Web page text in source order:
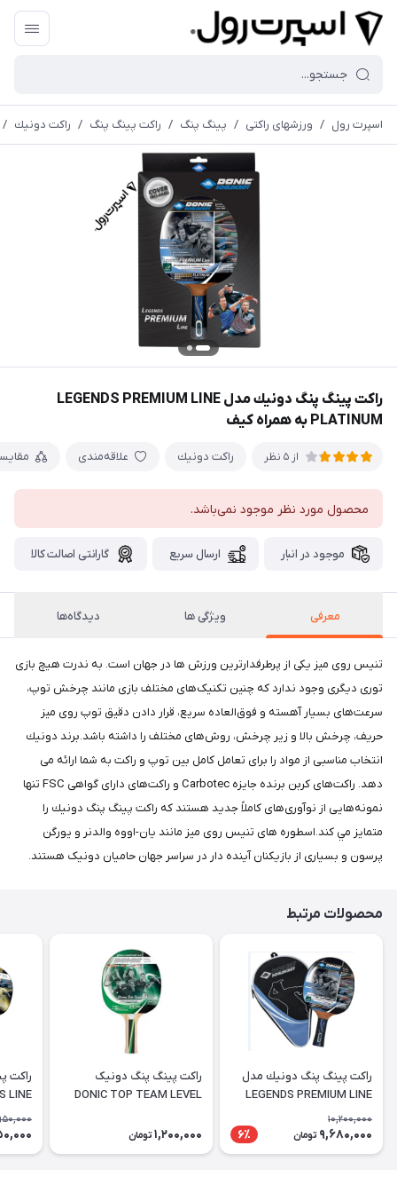
اسپرت رول / ورزشهای راکتی / پینگ پنگ / راکت پینگ پنگ / راكت دونيك /
راكت پينگ پنگ دونيك مدل LEGENDS PREMIUM LINE
PLATINUM به همراه کیف
از 5 نظر راكت دونيك علاقه‌مندی
محصول مورد نظر موجود نمی‌باشد.
موجود در انبار ارسال سریع گارانتی اصالت کالا
معرفی ویژگی ها دیدگاه‌ها
تنیس روی میز یکی از پرطرفدارترین ورزش ها در جهان است. به ندرت هیچ بازی
توری دیگری وجود ندارد که چنین تکنیک‌های مختلف بازی مانند چرخش توپ،
سرعت‌های بسیار آهسته و فوق‌العاده سریع، قرار دادن دقیق توپ روی میز
حریف، چرخش بالا و زیر چرخش، روش‌های مختلف را داشته باشد.برند دونيك
انتخاب مناسبی از مواد را برای تعامل کامل بین توپ و راکت به شما ارائه می
دهد. راکت‌های کربن برنده جایزه Carbotec و راکت‌های دارای گواهی FSC تنها
نمونه‌هایی از نوآوری‌های کاملاً جدید هستند که راكت پينگ پنگ دونيك را
متمايز مي كند.اسطوره های تنیس روی میز مانند یان-اووه والدنر و یورگن
پرسون و بسیاری از بازیکنان آینده دار در سراسر جهان حامیان دونیک هستند.
محصولات مرتبط
راكت پينگ پنگ دونيك مدل
LEGENDS PREMIUM LINE
PLATINUM به همراه کیف
10,200,000
9,680,000 تومان 6٪
راکت پینگ پنگ دونیک
DONIC TOP TEAM LEVEL
1,200,000 تومان